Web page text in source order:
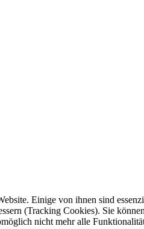
Einige von ihnen sind
(Tracking Cookies). Sie
nicht mehr alle